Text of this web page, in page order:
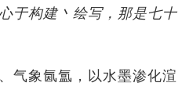
于构建丶绘写，那是七十
气象氤氲，以水墨渗化渲